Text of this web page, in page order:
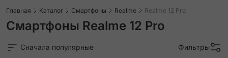
Главная Каталог Смартфоны Realme Realme 12 Pro
Смартфоны Realme 12 Pro
Сначала популярные Фильтры